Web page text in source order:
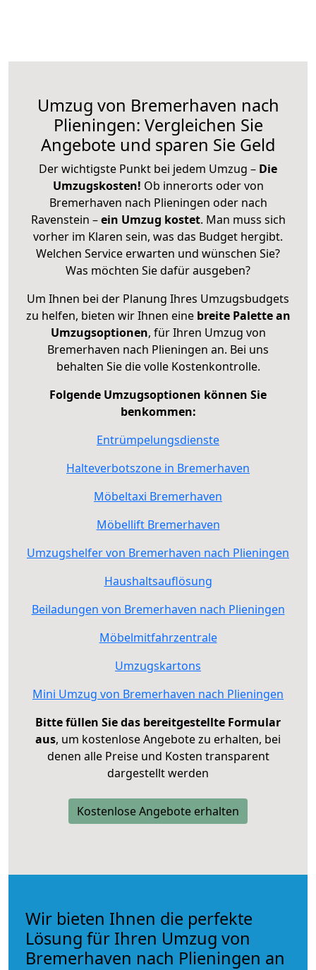
Umzug von Bremerhaven nach
Plieningen: Vergleichen Sie
Angebote und sparen Sie Geld
Der wichtigste Punkt bei jedem Umzug – Die
Umzugskosten! Ob innerorts oder von
Bremerhaven nach Plieningen oder nach
Ravenstein –ein Umzug kostet. Man muss sich
vorher im Klaren sein, was das Budget hergibt.
Welchen Service erwarten und wünschen Sie?
Was möchten Sie dafür ausgeben?
Um Ihnen bei der Planung Ihres Umzugsbudgets
zu helfen, bieten wir Ihnen eine breite Palette an
Umzugsoptionen, für Ihren Umzug von
Bremerhaven nach Plieningen an. Bei uns
behalten Sie die volle Kostenkontrolle.
Folgende Umzugsoptionen können Sie
benkommen:
Entrümpelungsdienste
Halteverbotszone in Bremerhaven
Möbeltaxi Bremerhaven
Möbellift Bremerhaven
Umzugshelfer von Bremerhaven nach Plieningen
Haushaltsauflösung
Beiladungen von Bremerhaven nach Plieningen
Möbelmitfahrzentrale
Umzugskartons
Mini Umzug von Bremerhaven nach Plieningen
Bitte füllen Sie das bereitgestellte Formular
aus, um kostenlose Angebote zu erhalten, bei
denen alle Preise und Kosten transparent
dargestellt werden
Kostenlose Angebote erhalten
Wir bieten Ihnen die perfekte
Lösung für Ihren Umzug von
Bremerhaven nach Plieningen an